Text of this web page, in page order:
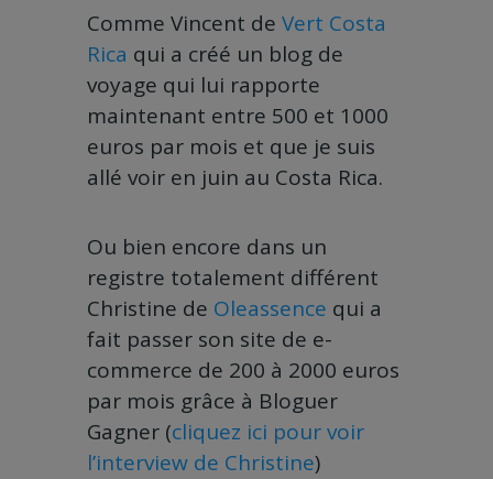
Comme Vincent de Vert Costa
Rica qui a créé un blog de
voyage qui lui rapporte
maintenant entre 500 et 1000
euros par mois et que je suis
allé voir en juin au Costa Rica.
Ou bien encore dans un
registre totalement différent
Christine de Oleassence qui a
fait passer son site de e-
commerce de 200 à 2000 euros
par mois grâce à Bloguer
Gagner (cliquez ici pour voir
l’interview de Christine)